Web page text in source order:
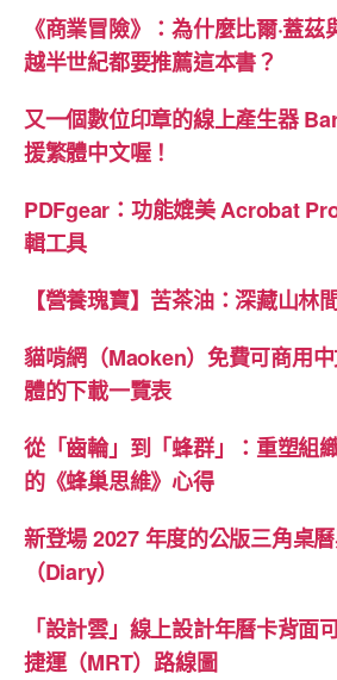
《商業冒險》：為什麼比爾·蓋茲
越半世紀都要推薦這本書？
又一個數位印章的線上產生器
援繁體中文喔！
PDFgear：功能媲美 Acrobat
輯工具
【營養瑰寶】苦茶油：深藏山林
貓啃網（Maoken）免費可商用
體的下載一覽表
從「齒輪」到「蜂群」：重塑組
的《蜂巢思維》心得
新登場 2027 年度的公版三角桌
（Diary）
「設計雲」線上設計年曆卡背面
捷運（MRT）路線圖